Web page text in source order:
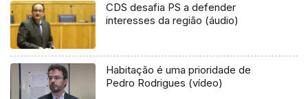
CDS desafia PS a defender
interesses da região (áudio)
Habitação é uma prioridade de
Pedro Rodrigues (vídeo)